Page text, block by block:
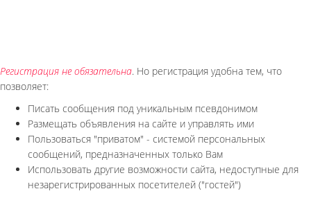
Регистрация не обязательна. Но регистрация удобна тем, что
позволяет:
Писать сообщения под уникальным псевдонимом
Размещать объявления на сайте и управлять ими
Пользоваться "приватом" - системой персональных
сообщений, предназначенных только Вам
Использовать другие возможности сайта, недоступные для
незарегистрированных посетителей ("гостей")